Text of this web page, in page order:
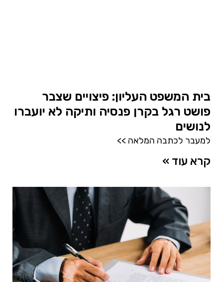
בית המשפט העליון: פיצויים שצבר
פושט רגל בקרן פנסיה ותיקה לא יועברו
לנושים
למעבר לכתבה המלאה >>
קרא עוד »